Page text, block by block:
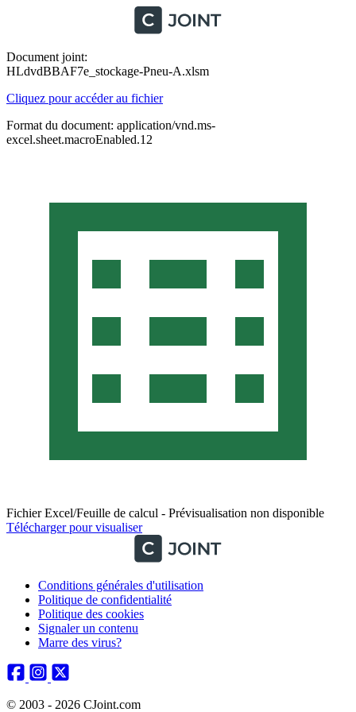
Document joint:
HLdvdBBAF7e_stockage-Pneu-A.xlsm
Cliquez pour accéder au fichier
Format du document: application/vnd.ms-
excel.sheet.macroEnabled.12
Fichier Excel/Feuille de calcul - Prévisualisation non disponible
Télécharger pour visualiser
Conditions générales d'utilisation
Politique de confidentialité
Politique des cookies
Signaler un contenu
Marre des virus?
© 2003 - 2026 CJoint.com